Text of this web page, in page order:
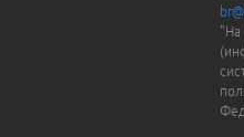
"На